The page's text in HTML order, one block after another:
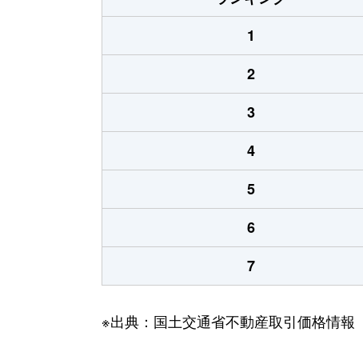
1
2
3
4
5
6
7
※出典：国土交通省不動産取引価格情報